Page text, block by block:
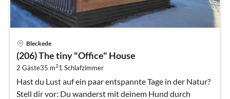
Bleckede
(206) The tiny "Office" House
2 Gäste35 m21 Schlafzimmer
Hast du Lust auf ein paar entspannte Tage in der Natur?
Stell dir vor: Du wanderst mit deinem Hund durch